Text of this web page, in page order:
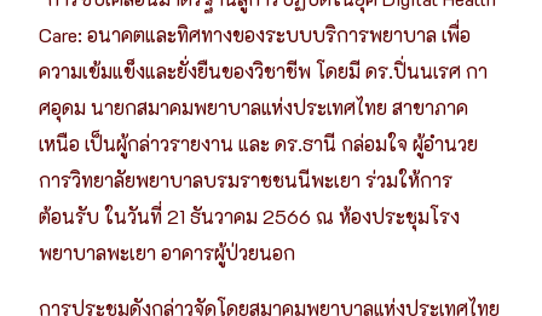
Care: อนาคตและทิศทางของระบบบริการพยาบาล เพื่อ
ความเข้มแข็งและยั่งยืนของวิชาชีพ โดยมี ดร.ปิ่นนเรศ กา
ศอุดม นายกสมาคมพยาบาลแห่งประเทศไทย สาขาภาค
เหนือ เป็นผู้กล่าวรายงาน และ ดร.ธานี กล่อมใจ ผู้อำนวย
การวิทยาลัยพยาบาลบรมราชชนนีพะเยา ร่วมให้การ
ต้อนรับ ในวันที่ 21 ธันวาคม 2566ณ ห้องประชุมโรง
พยาบาลพะเยา อาคารผู้ป่วยนอก
การประชุมดังกล่าวจัดโดยสมาคมพยาบาลแห่งประเทศไทย